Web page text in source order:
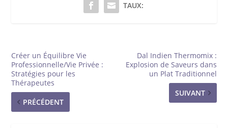
TAUX:
Créer un Équilibre Vie
Professionnelle/Vie Privée :
Stratégies pour les
Thérapeutes
PRÉCÉDENT
Dal Indien Thermomix :
Explosion de Saveurs dans
un Plat Traditionnel
SUIVANT